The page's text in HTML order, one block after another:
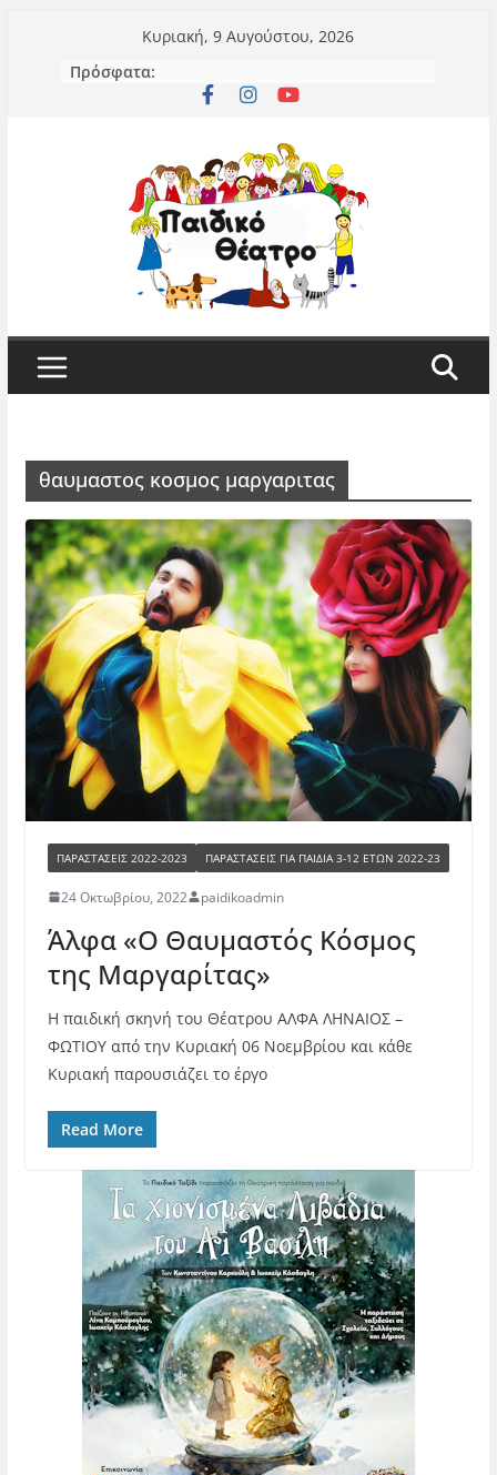
περιεχόμενο
Κυριακή, 9 Αυγούστου, 2026
Πρόσφατα:
θαυμαστος κοσμος μαργαριτας
ΠΑΡΑΣΤΆΣΕΙΣ 2022-2023 ΠΑΡΑΣΤΆΣΕΙΣ ΓΙΑ ΠΑΙΔΙΆ 3-12 ΕΤΏΝ 2022-23
24 Οκτωβρίου, 2022 paidikoadmin
Άλφα «Ο Θαυμαστός Κόσμος
της Μαργαρίτας»
Η παιδική σκηνή του Θέατρου ΑΛΦΑ ΛΗΝΑΙΟΣ –
ΦΩΤΙΟΥ από την Κυριακή 06 Νοεμβρίου και κάθε
Κυριακή παρουσιάζει το έργο
Read More